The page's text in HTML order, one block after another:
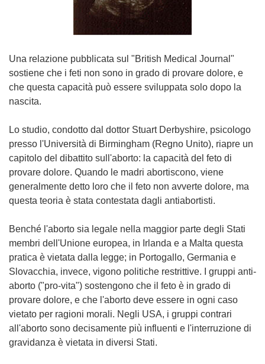
Una relazione pubblicata sul "British Medical Journal"
sostiene che i feti non sono in grado di provare dolore, e
che questa capacità può essere sviluppata solo dopo la
nascita.
Lo studio, condotto dal dottor Stuart Derbyshire, psicologo
presso l'Università di Birmingham (Regno Unito), riapre un
capitolo del dibattito sull'aborto: la capacità del feto di
provare dolore. Quando le madri abortiscono, viene
generalmente detto loro che il feto non avverte dolore, ma
questa teoria è stata contestata dagli antiabortisti.
Benché l'aborto sia legale nella maggior parte degli Stati
membri dell'Unione europea, in Irlanda e a Malta questa
pratica è vietata dalla legge; in Portogallo, Germania e
Slovacchia, invece, vigono politiche restrittive. I gruppi anti-
aborto ("pro-vita") sostengono che il feto è in grado di
provare dolore, e che l'aborto deve essere in ogni caso
vietato per ragioni morali. Negli USA, i gruppi contrari
all'aborto sono decisamente più influenti e l'interruzione di
gravidanza è vietata in diversi Stati.